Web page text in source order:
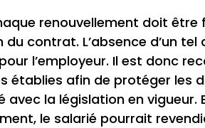
renouvellement doit
du contrat. L’absence d’un
l’employeur. Il est donc
établies afin de protéger les
avec la législation en
le salarié pourrait